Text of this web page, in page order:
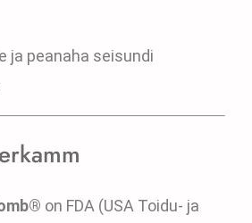
ja peanaha seisundi
on FDA (USA Toidu- ja